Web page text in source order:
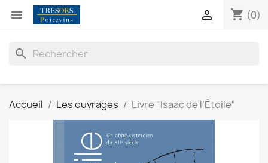
 shopping_cart (0)

search
Accueil Les ouvrages Livre "Isaac de l’Étoile"